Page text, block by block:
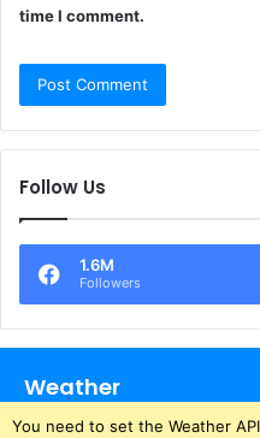
time I comment.
Follow Us
1.6M
Followers
Weather
You need to set the Weather